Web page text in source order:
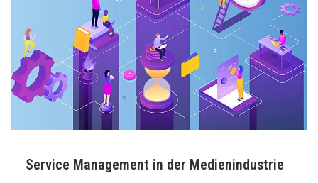
Service Management in der Medienindustrie